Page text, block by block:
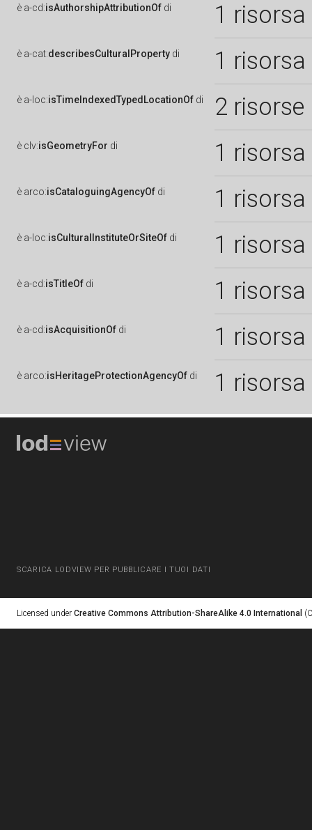
è a-cd:isAuthorshipAttributionOf di 1 risorsa
è a-cat:describesCulturalProperty di 1 risorsa
è a-loc:isTimeIndexedTypedLocationOf di 2 risorse
è clv:isGeometryFor di 1 risorsa
è arco:isCataloguingAgencyOf di 1 risorsa
è a-loc:isCulturalInstituteOrSiteOf di 1 risorsa
è a-cd:isTitleOf di 1 risorsa
è a-cd:isAcquisitionOf di 1 risorsa
è arco:isHeritageProtectionAgencyOf di 1 risorsa
SCARICA LODVIEW PER PUBBLICARE I TUOI DATI
Licensed under Creative Commons Attribution-ShareAlike 4.0 International